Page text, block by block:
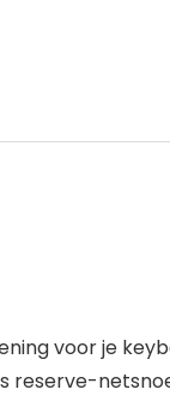
voor je
reserve-